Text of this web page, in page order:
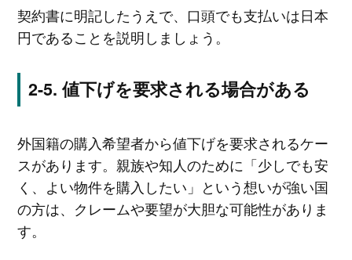
契約書に明記したうえで、口頭でも支払いは日本
円であることを説明しましょう。
値下げを要求される場合がある
外国籍の購入希望者から値下げを要求されるケー
スがあります。親族や知人のために「少しでも安
く、よい物件を購入したい」という想いが強い国
の方は、クレームや要望が大胆な可能性がありま
す。